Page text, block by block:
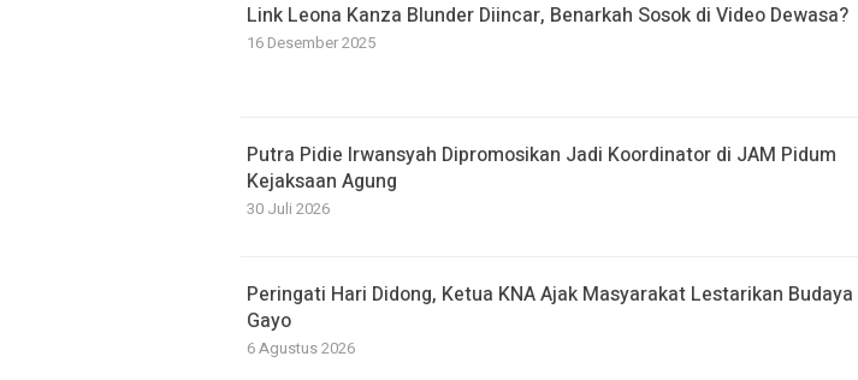
Link Leona Kanza Blunder Diincar, Benarkah Sosok di Video Dewasa?
16 Desember 2025
Putra Pidie Irwansyah Dipromosikan Jadi Koordinator di JAM Pidum
Kejaksaan Agung
30 Juli 2026
Peringati Hari Didong, Ketua KNA Ajak Masyarakat Lestarikan Budaya
Gayo
6 Agustus 2026